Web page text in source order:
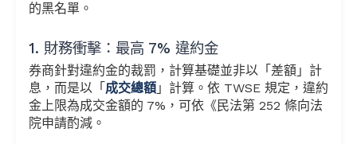
的黑名單。
1. 財務衝擊：最高 7% 違約金
券商針對違約金的裁罰，計算基礎並非以「差額」計
息，而是以「 成交總額 」計算。依 TWSE 規定，違約
金上限為成交金額的 7%，可依《民法第 252 條向法
院申請酌減。